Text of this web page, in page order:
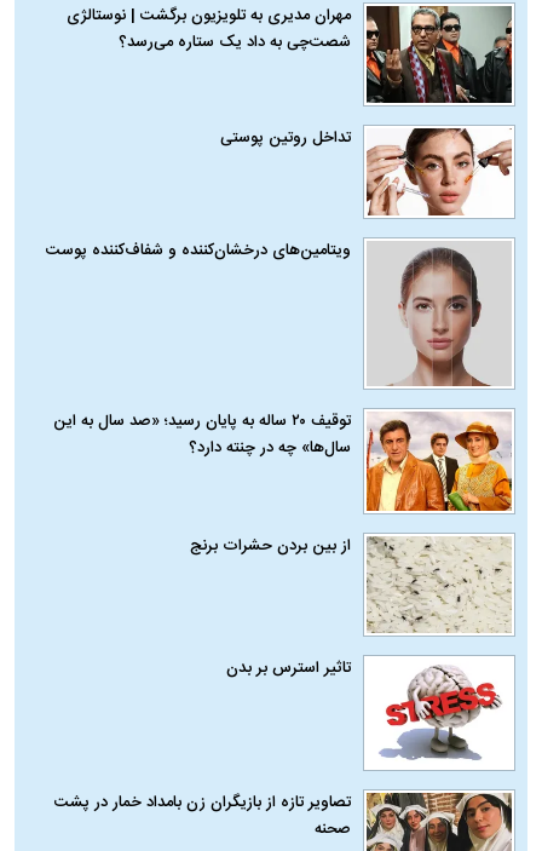
مهران مدیری به تلویزیون برگشت | نوستالژی
شصت‌چی به داد یک ستاره می‌رسد؟
تداخل روتین پوستی
ویتامین‌های درخشان‌کننده و شفاف‌کننده پوست
توقیف ۲۰ ساله به پایان رسید؛ «صد سال به این
سال‌ها» چه در چنته دارد؟
از بین بردن حشرات برنج
تاثیر استرس بر بدن
تصاویر تازه از بازیگران زن بامداد خمار در پشت
صحنه